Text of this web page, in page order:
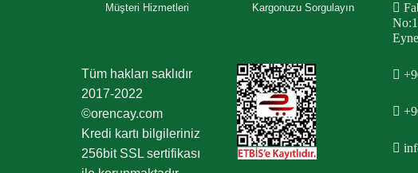
Müşteri Hizmetleri
Kargonuzu Sorgulayın
Tüm hakları saklıdır
2017-2022
©orencay.com
Kredi kartı bilgileriniz
256bit SSL sertifikası